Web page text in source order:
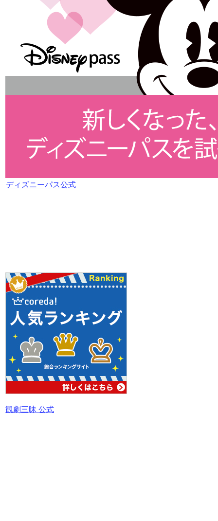
ディズニーパス公式
観劇三昧 公式